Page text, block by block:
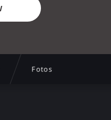
Fotos